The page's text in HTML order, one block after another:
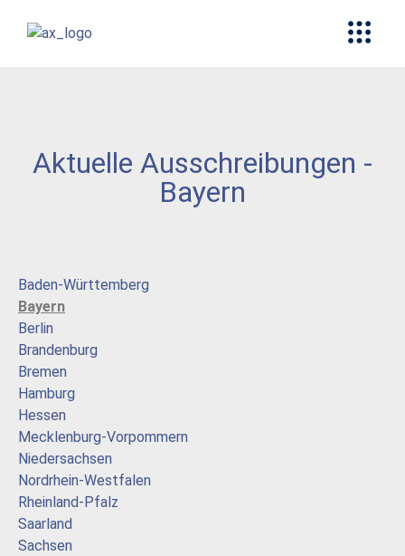
Aktuelle Ausschreibungen -
Bayern
Baden-Württemberg
Bayern
Berlin
Brandenburg
Bremen
Hamburg
Hessen
Mecklenburg-Vorpommern
Niedersachsen
Nordrhein-Westfalen
Rheinland-Pfalz
Saarland
Sachsen